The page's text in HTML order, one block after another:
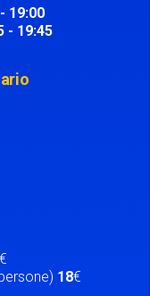
19:00
- 19:45
18€